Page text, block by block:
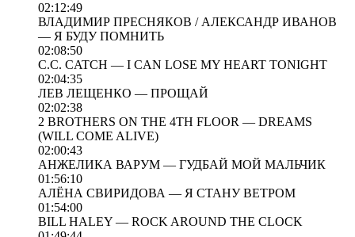
02:12:49
ВЛАДИМИР ПРЕСНЯКОВ / АЛЕКСАНДР ИВАНОВ
— Я БУДУ ПОМНИТЬ
02:08:50
C.C. CATCH — I CAN LOSE MY HEART TONIGHT
02:04:35
ЛЕВ ЛЕЩЕНКО — ПРОЩАЙ
02:02:38
2 BROTHERS ON THE 4TH FLOOR — DREAMS
(WILL COME ALIVE)
02:00:43
АНЖЕЛИКА ВАРУМ — ГУДБАЙ МОЙ МАЛЬЧИК
01:56:10
АЛЁНА СВИРИДОВА — Я СТАНУ ВЕТРОМ
01:54:00
BILL HALEY — ROCK AROUND THE CLOCK